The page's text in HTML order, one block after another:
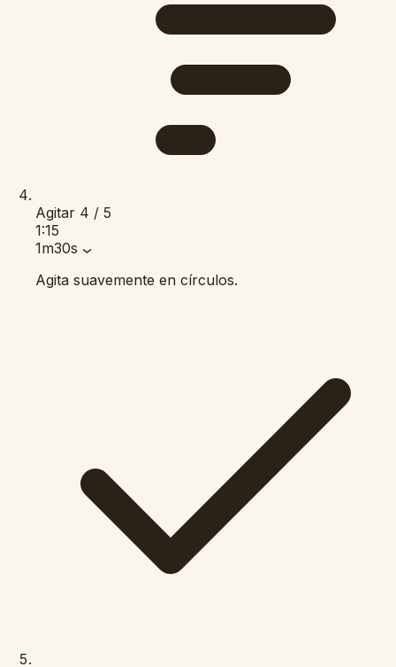
Agitar 4 / 5
1:15
1m30s
Agita suavemente en círculos.